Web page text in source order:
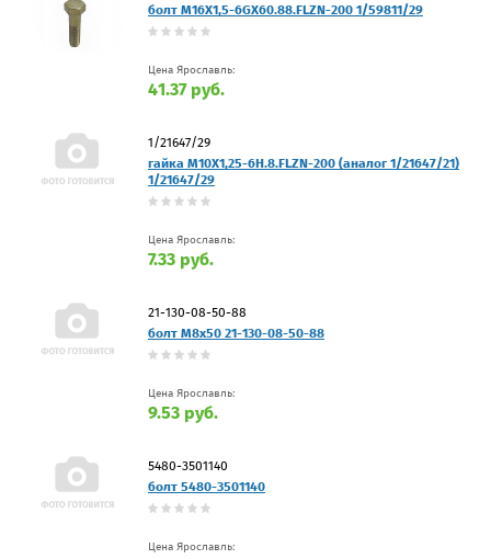
болт М16Х1,5-6GX60.88.FLZN-200 1/59811/29
Цена Ярославль:
41.37 руб.
1/21647/29
гайка M10Х1,25-6H.8.FLZN-200 (аналог 1/21647/21)
1/21647/29
Цена Ярославль:
7.33 руб.
21-130-08-50-88
болт М8х50 21-130-08-50-88
Цена Ярославль:
9.53 руб.
5480-3501140
болт 5480-3501140
Цена Ярославль: